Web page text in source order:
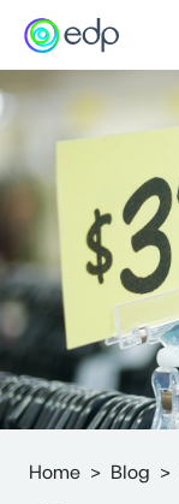
Home Blog